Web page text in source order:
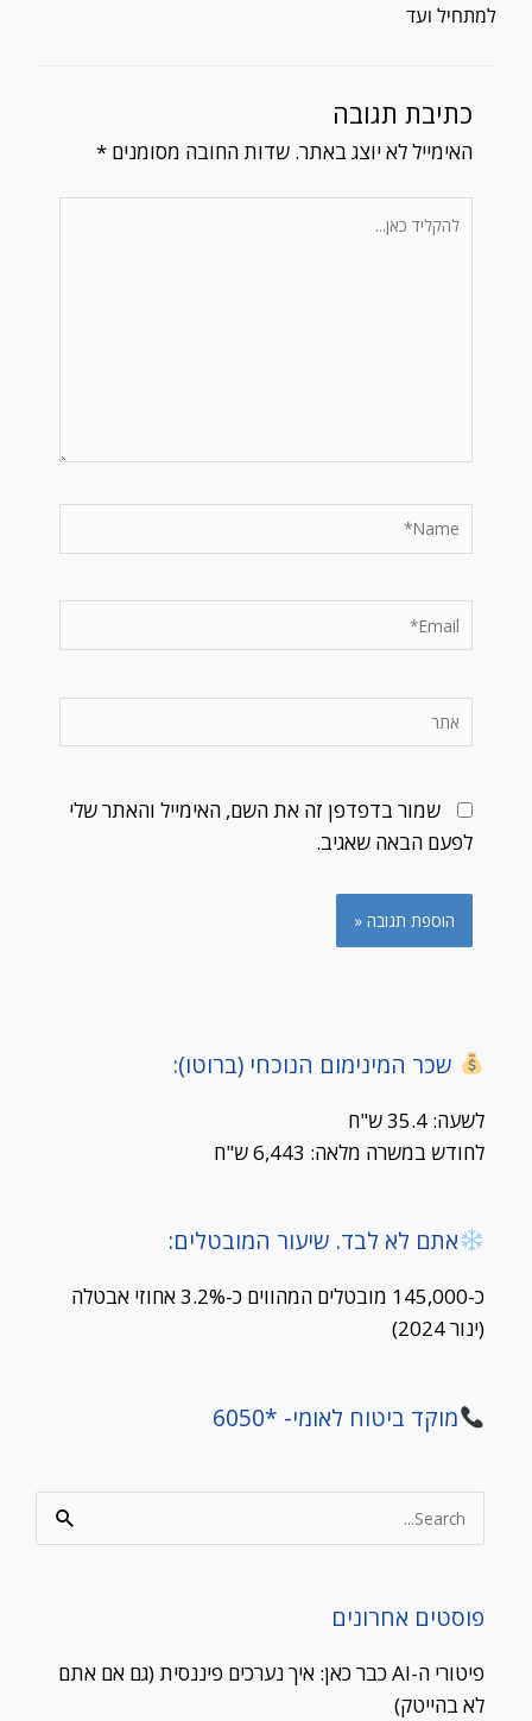
למתחיל ועד
כתיבת תגובה
האימייל לא יוצג באתר. שדות החובה מסומנים *
להקליד
כאן...
Name*
Email*
אתר
שמור בדפדפן זה את השם, האימייל והאתר שלי
לפעם הבאה שאגיב.
שכר המינימום הנוכחי (ברוטו):
לשעה: 35.4 ש"ח
לחודש במשרה מלאה: 6,443 ש"ח
אתם לא לבד. שיעור המובטלים:
כ-145,000 מובטלים המהווים כ-3.2% אחוזי אבטלה
(ינור 2024)
מוקד ביטוח לאומי- *6050
Search
for:
פוסטים אחרונים
פיטורי ה-AI כבר כאן: איך נערכים פיננסית (גם אם אתם
לא בהייטק)